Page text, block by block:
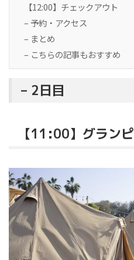
【12:00】チェックアウト
– 予約・アクセス
– まとめ
– こちらの記事もおすすめ
– 2日目
【11:00】グラン